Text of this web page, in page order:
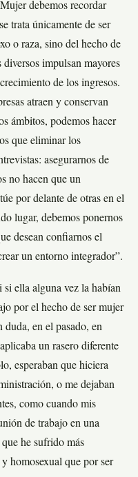
debemos recordar
trata únicamente de ser
o raza, sino del hecho de
diversos impulsan mayores
de los ingresos.
atraen y conservan
ámbitos, podemos hacer
que eliminar los
asegurarnos de
no hacen que un
por delante de otras en el
lugar, debemos ponernos
desean confiarnos el
un entorno integrador”.
ella alguna vez la habían
por el hecho de ser mujer
duda, en el pasado, en
un rasero diferente
esperaban que hiciera
o me dejaban
como cuando mis
de trabajo en una
he sufrido más
homosexual que por ser